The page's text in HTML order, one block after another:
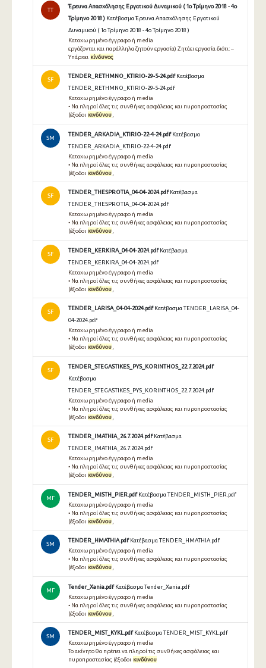
TT
Έρευνα Απασχόλησης Εργατικού Δυναμικού ( 1ο Τρίμηνο 2018 - 4ο
Τρίμηνο 2018 ) Κατέβασμα Έρευνα Απασχόλησης Εργατικού
Δυναμικού ( 1ο Τρίμηνο 2018 - 4ο Τρίμηνο 2018 )
Καταχωρημένο έγγραφο ή media
εργάζονται και παράλληλα ζητούν εργασία) Ζητάει εργασία διότι: –
Υπάρχει κίνδυνος
SF
TENDER_RETHMNO_KTIRIO-29-5-24.pdf Κατέβασμα
TENDER_RETHMNO_KTIRIO-29-5-24.pdf
Καταχωρημένο έγγραφο ή media
• Να πληροί όλες τις συνθήκες ασφάλειας και πυροπροστασίας
(έξοδοι κινδύνου ,
SM
TENDER_ARKADIA_KTIRIO-22-4-24.pdf Κατέβασμα
TENDER_ARKADIA_KTIRIO-22-4-24.pdf
Καταχωρημένο έγγραφο ή media
• Να πληροί όλες τις συνθήκες ασφάλειας και πυροπροστασίας
(έξοδοι κινδύνου
SF
TENDER_THESPROTIA_04-04-2024.pdf Κατέβασμα
TENDER_THESPROTIA_04-04-2024.pdf
Καταχωρημένο έγγραφο ή media
• Να πληροί όλες τις συνθήκες ασφάλειας και πυροπροστασίας
(έξοδοι κινδύνου ,
SF
TENDER_KERKIRA_04-04-2024.pdf Κατέβασμα
TENDER_KERKIRA_04-04-2024.pdf
Καταχωρημένο έγγραφο ή media
• Να πληροί όλες τις συνθήκες ασφάλειας και πυροπροστασίας
(έξοδοι κινδύνου
SF
TENDER_LARISA_04-04-2024.pdf Κατέβασμα TENDER_LARISA_04-
04-2024.pdf
Καταχωρημένο έγγραφο ή media
• Να πληροί όλες τις συνθήκες ασφάλειας και πυροπροστασίας
(έξοδοι κινδύνου ,
SF
TENDER_STEGASTIKES_PYS_KORINTHOS_22.7.2024.pdf
Κατέβασμα
TENDER_STEGASTIKES_PYS_KORINTHOS_22.7.2024.pdf
Καταχωρημένο έγγραφο ή media
• Να πληροί όλες τις συνθήκες ασφάλειας και πυροπροστασίας
(έξοδοι κινδύνου
SF
TENDER_IMATHIA_26.7.2024.pdf Κατέβασμα
TENDER_IMATHIA_26.7.2024.pdf
Καταχωρημένο έγγραφο ή media
• Να πληροί όλες τις συνθήκες ασφάλειας και πυροπροστασίας
(έξοδοι κινδύνου ,
ΜΓ
TENDER_MISTH_PIER.pdf Κατέβασμα TENDER_MISTH_PIER.pdf
Καταχωρημένο έγγραφο ή media
• Να πληροί όλες τις συνθήκες ασφάλειας και πυροπροστασίας
(έξοδοι κινδύνου
SM
TENDER_HMATHIA.pdf Κατέβασμα TENDER_HMATHIA.pdf
Καταχωρημένο έγγραφο ή media
• Να πληροί όλες τις συνθήκες ασφάλειας και πυροπροστασίας
(έξοδοι κινδύνου ,
ΜΓ
Tender_Xania.pdf Κατέβασμα Tender_Xania.pdf
Καταχωρημένο έγγραφο ή media
• Να πληροί όλες τις συνθήκες ασφάλειας και πυροπροστασίας
(έξοδοι κινδύνου
SM
TENDER_MIST_KYKL.pdf Κατέβασμα TENDER_MIST_KYKL.pdf
Καταχωρημένο έγγραφο ή media
Το ακίνητο θα πρέπει να πληροί τις συνθήκες ασφάλειας και
πυροπροστασίας (έξοδοι κινδύνου